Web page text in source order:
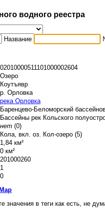
водного реестра
Название
02010000511101000002604
Озеро
Коутъявр
р. Орловка
река Орловка
Баренцево-Беломорский
Бассейны рек Кольского
нет(0)
Кола, вкл. оз. Кол-озеро (5)
1,84 км²
0 км²
201000260
1
0
значения в теги как есть, не